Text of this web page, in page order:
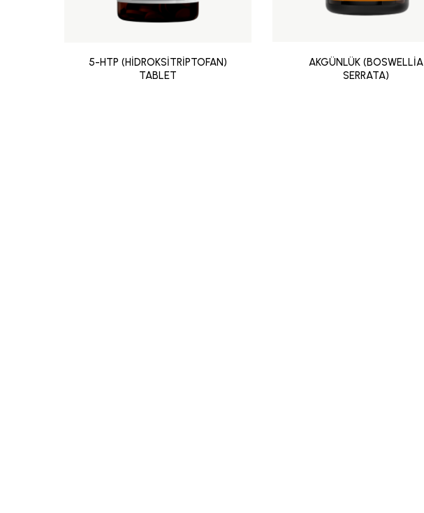
5-HTP (HİDROKSİTRİPTOFAN)
TABLET
AKGÜNLÜK (BOSWELLİA
SERRATA)